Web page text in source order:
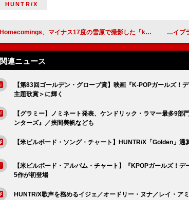
HUNTR/X
Homecomings、マイナス17度の雪原で撮影した「knit」MV公開 ドラマ『冬のなんかさ、春のなんかね』主題歌 グレ
関連ニュース
【第83回ゴールデン・グローブ賞】映画『K-POPガールズ！
主題歌賞＞に輝く
【グラミー】ノミネート発表、ケンドリック・ラマー最多9
ンターズ』／挾間美帆なども
【米ビルボード・ソング・チャート】HUNTR/X「Golden」
【米ビルボード・アルバム・チャート】『KPOPガールズ！
5作が初登場
HUNTR/X歌声を務めるイジェ／オードリー・ヌナ／レイ・ア